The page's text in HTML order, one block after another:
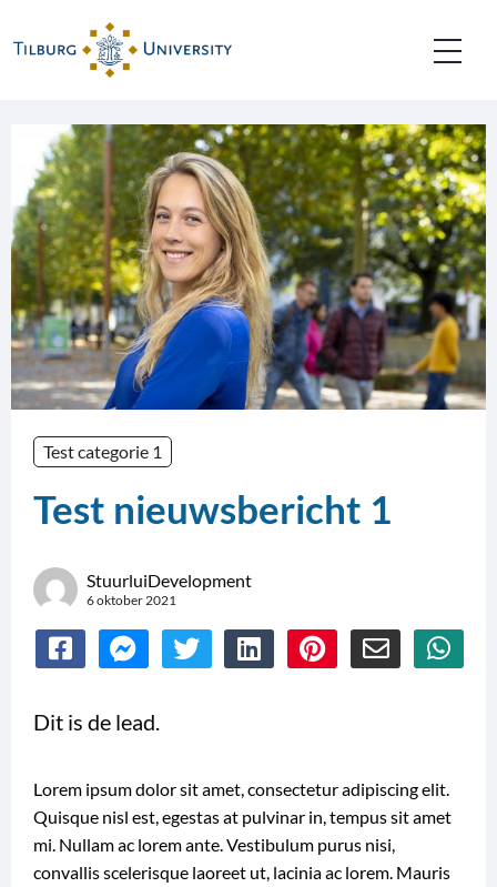
Test categorie 1
Test nieuwsbericht 1
StuurluiDevelopment
6 oktober 2021
DelenDelen
Messenger
DelenDelenDelenDelen
Dit is de lead.
Lorem ipsum dolor sit amet, consectetur adipiscing elit.
Quisque nisl est, egestas at pulvinar in, tempus sit amet
mi. Nullam ac lorem ante. Vestibulum purus nisi,
convallis scelerisque laoreet ut, lacinia ac lorem. Mauris